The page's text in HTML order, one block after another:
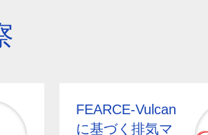
FEARCE-Vulcan
に基づく排気マ